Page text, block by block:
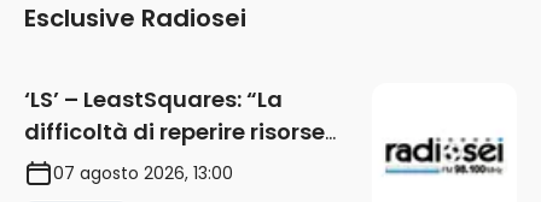
Esclusive Radiosei
‘LS’ – LeastSquares: “La
difficoltà di reperire risorse
impatta sul mercato. Senza
07 agosto 2026, 13:00